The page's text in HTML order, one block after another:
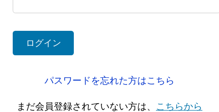
パスワードを忘れた方はこちら
まだ会員登録されていない方は、 こちらから